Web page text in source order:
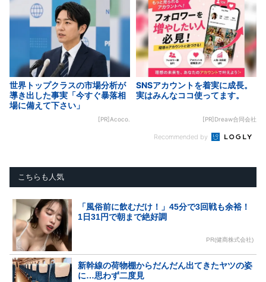
世界トップクラスの市場分析が
導き出した事実「今すぐ暴落相
場に備えて下さい」
[PR]Acoco.
SNSアカウントを着実に成長。
実はみんなココ使ってます。
[PR]Dreaw合同会社
Recommended by
こちらも人気
「風俗前に飲むだけ！」45分で3回戦も余裕！
1日31円で朝まで絶好調
PR(健商株式会社)
新幹線の荷物棚からだんだん出てきたヤツの姿
に…思わず二度見